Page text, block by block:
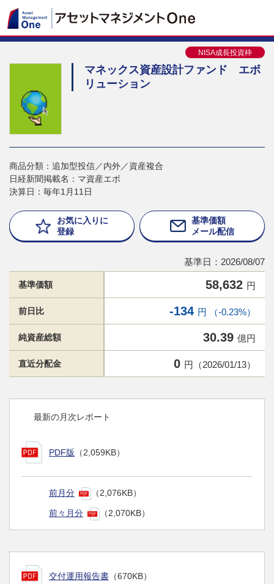
NISA成長投資枠
マネックス資産設計ファンド エボ
リューション
商品分類：追加型投信／内外／資産複合
日経新聞掲載名：マ資産エボ
決算日：毎年1月11日
お気に入りに
登録
基準価額
メール配信
基準日：2026/08/07
基準価額 58,632 円
前日比 -134 円 （-0.23%）
純資産総額 30.39 億円
直近分配金 0 円（2026/01/13）
最新の月次レポート
PDF版 （2,059KB）
前月分 （2,076KB）
前々月分 （2,070KB）
交付運用報告書 （670KB）